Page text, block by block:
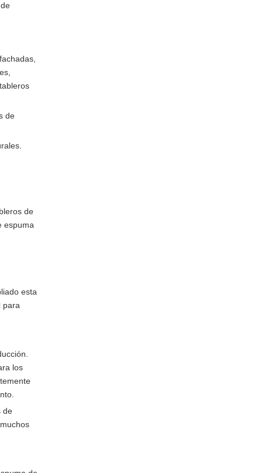
de
de
espuma
esta
para
los
de